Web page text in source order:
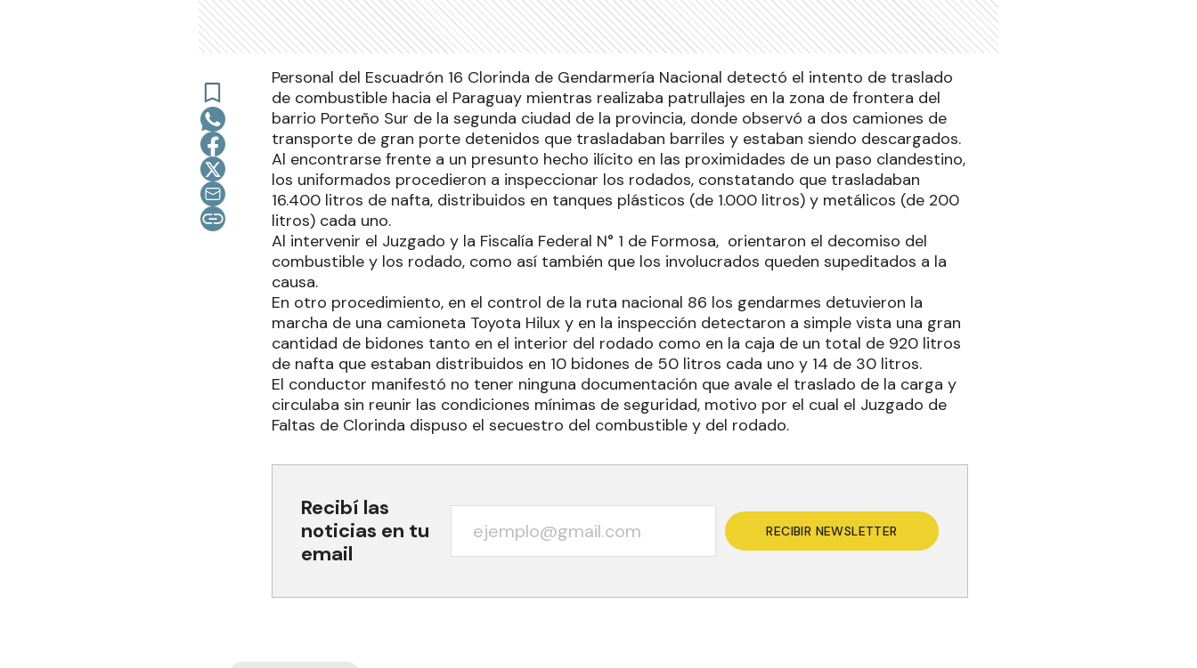
Personal del Escuadrón 16 Clorinda de Gendarmería Nacional detectó el intento de traslado
de combustible hacia el Paraguay mientras realizaba patrullajes en la zona de frontera del
barrio Porteño Sur de la segunda ciudad de la provincia, donde observó a dos camiones de
transporte de gran porte detenidos que trasladaban barriles y estaban siendo descargados.
Al encontrarse frente a un presunto hecho ilícito en las proximidades de un paso clandestino,
los uniformados procedieron a inspeccionar los rodados, constatando que trasladaban
16.400 litros de nafta, distribuidos en tanques plásticos (de 1.000 litros) y metálicos (de 200
litros) cada uno.
Al intervenir el Juzgado y la Fiscalía Federal N° 1 de Formosa, orientaron el decomiso del
combustible y los rodado, como así también que los involucrados queden supeditados a la
causa.
En otro procedimiento, en el control de la ruta nacional 86 los gendarmes detuvieron la
marcha de una camioneta Toyota Hilux y en la inspección detectaron a simple vista una gran
cantidad de bidones tanto en el interior del rodado como en la caja de un total de 920 litros
de nafta que estaban distribuidos en 10 bidones de 50 litros cada uno y 14 de 30 litros.
El conductor manifestó no tener ninguna documentación que avale el traslado de la carga y
circulaba sin reunir las condiciones mínimas de seguridad, motivo por el cual el Juzgado de
Faltas de Clorinda dispuso el secuestro del combustible y del rodado.
Recibí las
noticias en tu
email
RECIBIR NEWSLETTER